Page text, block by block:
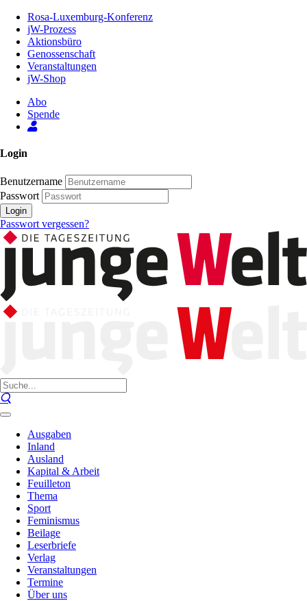
Inhalt
Seite
Rosa-Luxemburg-Konferenz
jW-Prozess
Aktionsbüro
Genossenschaft
Veranstaltungen
jW-Shop
Abo
Spende
Login
Benutzername
Passwort
Login
Passwort vergessen?
Ausgaben
Inland
Ausland
Kapital & Arbeit
Feuilleton
Thema
Sport
Feminismus
Beilage
Leserbriefe
Verlag
Veranstaltungen
Termine
Über uns